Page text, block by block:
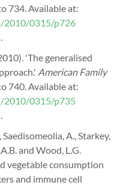
734. Available at:
2010/0315/p726
'The generalised
American Family
740. Available at:
2010/0315/p735
A., Starkey,
and Wood, L.G.
vegetable consumption
and immune cell